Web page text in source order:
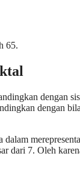
65.
dengan
dengan
dari 7. Oleh